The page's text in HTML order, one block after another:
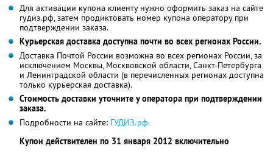
Для активации купона клиенту нужно оформить заказ на сайте
гудиз.рф, затем продиктовать номер купона оператору при
подтверждении заказа.
Курьерская доставка доступна почти во всех регионах России.
Доставка Почтой России возможна во всех регионах России, за
исключением Москвы, Москвовской области, Санкт-Петербурга
и Ленинградской области (в перечисленных регионах доступна
только курьерская доставка).
Стоимость доставки уточните у оператора при подтверждении
заказа.
Подробности на сайте: ГУДИЗ.рф.
Купон действителен по 31 января 2012 включительно